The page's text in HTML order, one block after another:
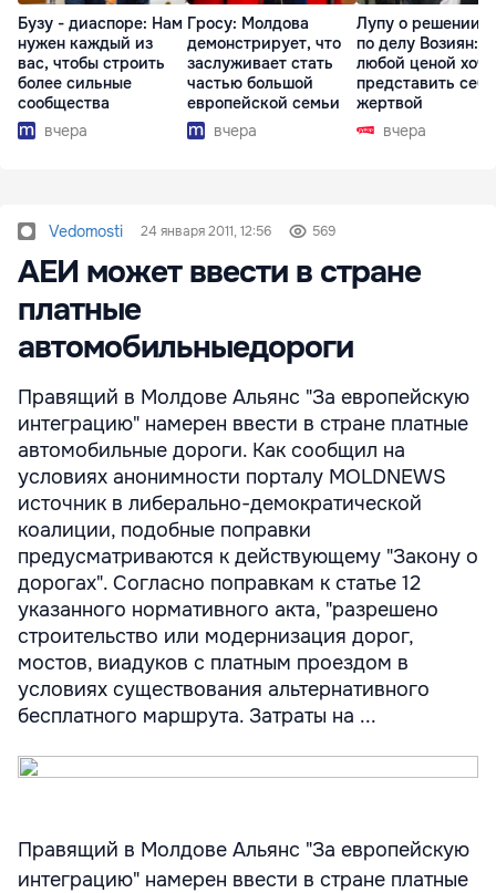
Бузу - диаспоре: Нам
нужен каждый из
вас, чтобы строить
более сильные
сообщества
вчера
Гросу: Молдова
демонстрирует, что
заслуживает стать
частью большой
европейской семьи
вчера
Лупу о решении
по делу Возиян:
любой ценой
представить себя
жертвой
вчера
Vedomosti 24 января 2011, 12:56 569
АЕИ может ввести в стране
платные
автомобильныедороги
Правящий в Молдове Альянс "За европейскую
интеграцию" намерен ввести в стране платные
автомобильные дороги. Как сообщил на
условиях анонимности порталу MOLDNEWS
источник в либерально-демократической
коалиции, подобные поправки
предусматриваются к действующему "Закону о
дорогах". Согласно поправкам к статье 12
указанного нормативного акта, "разрешено
строительство или модернизация дорог,
мостов, виадуков с платным проездом в
условиях существования альтернативного
бесплатного маршрута. Затраты на ...
Правящий в Молдове Альянс "За европейскую
интеграцию" намерен ввести в стране платные